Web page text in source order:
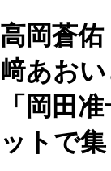
高岡蒼
﨑あお
「岡田
ットで